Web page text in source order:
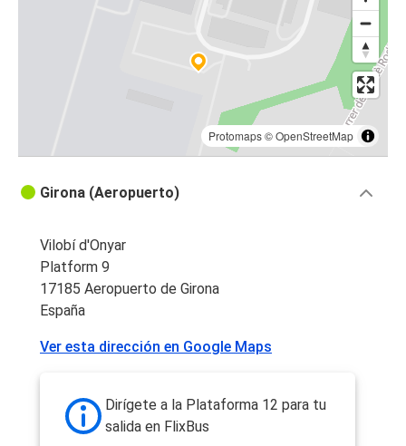
Protomaps©OpenStreetMap
Girona (Aeropuerto)
Vilobí d'Onyar
Platform 9
17185 Aeropuerto de Girona
España
Ver esta dirección en Google Maps
Dirígete a la Plataforma 12 para tu
salida en FlixBus